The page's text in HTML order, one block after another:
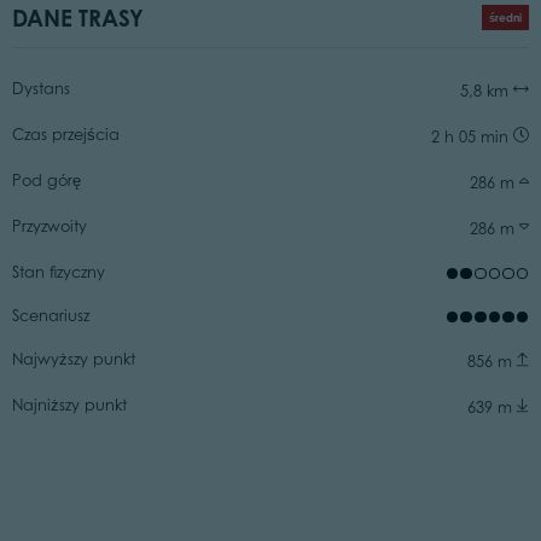
DANE TRASY średni
Dystans 5,8 km
Czas przejścia 2 h 05 min
Pod górę 286 m
Przyzwoity 286 m
Stan fizyczny
Scenariusz
Najwyższy punkt 856 m
Najniższy punkt 639 m